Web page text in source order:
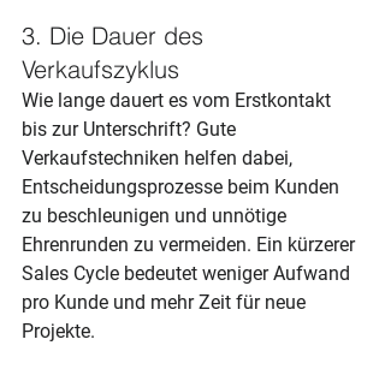
3. Die Dauer des
Verkaufszyklus
Wie lange dauert es vom Erstkontakt
bis zur Unterschrift? Gute
Verkaufstechniken helfen dabei,
Entscheidungsprozesse beim Kunden
zu beschleunigen und unnötige
Ehrenrunden zu vermeiden. Ein kürzerer
Sales Cycle bedeutet weniger Aufwand
pro Kunde und mehr Zeit für neue
Projekte.